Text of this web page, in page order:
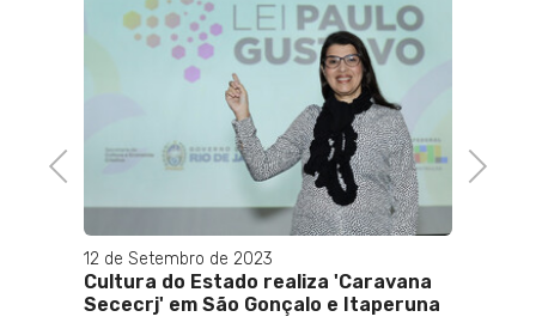
Previous
12 de Setembro de 2023
Cultura do Estado realiza 'Caravana
Sececrj' em São Gonçalo e Itaperuna
Next